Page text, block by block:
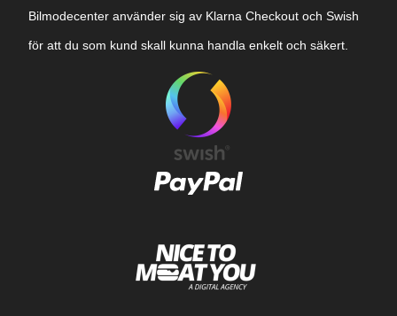
Bilmodecenter använder sig av Klarna Checkout och Swish
för att du som kund skall kunna handla enkelt och säkert.